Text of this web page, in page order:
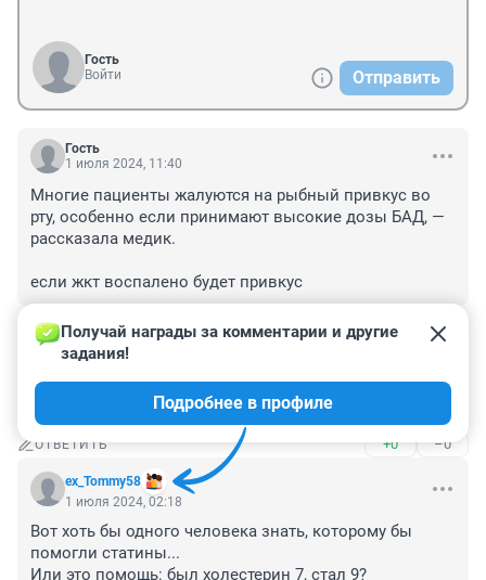
Гость
Войти
Отправить
Гость
1 июля 2024, 11:40
Многие пациенты жалуются на рыбный привкус во
рту, особенно если принимают высокие дозы БАД, —
рассказала медик.
если жкт воспалено будет привкус
ОТВЕТИТЬ –0
Гость
При диабете нельзя сладкие фрукты
ОТВЕТИТЬ +0 –0
ex_Tommy58
Получай награды за комментарии и другие
задания!
Подробнее в профиле
1 июля 2024, 02:18
Вот хоть бы одного человека знать, которому бы
помогли статины...
Или это помощь: был холестерин 7, стал 9?